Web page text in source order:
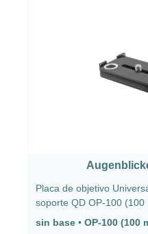
Placa de objetivo
soporte QD OP-100
sin base • OP-100 (100